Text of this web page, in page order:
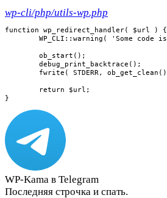
wp-cli/php/utils-wp.php
function wp_redirect_handler( $url ) {
}
WP-Kama в Telegram
Последняя строчка и спать.